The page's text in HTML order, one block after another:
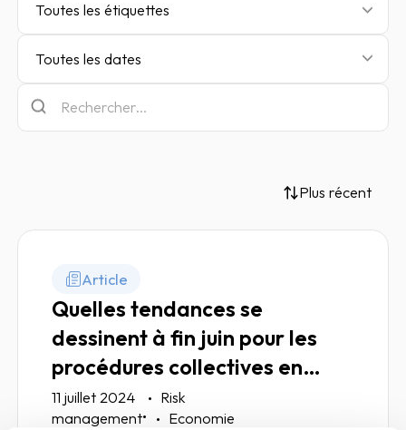
Toutes les étiquettes
Toutes les dates
Plus récent
Article
Quelles tendances se
dessinent à fin juin pour les
procédures collectives en
France ?
11 juillet 2024
Risk
management• Economie